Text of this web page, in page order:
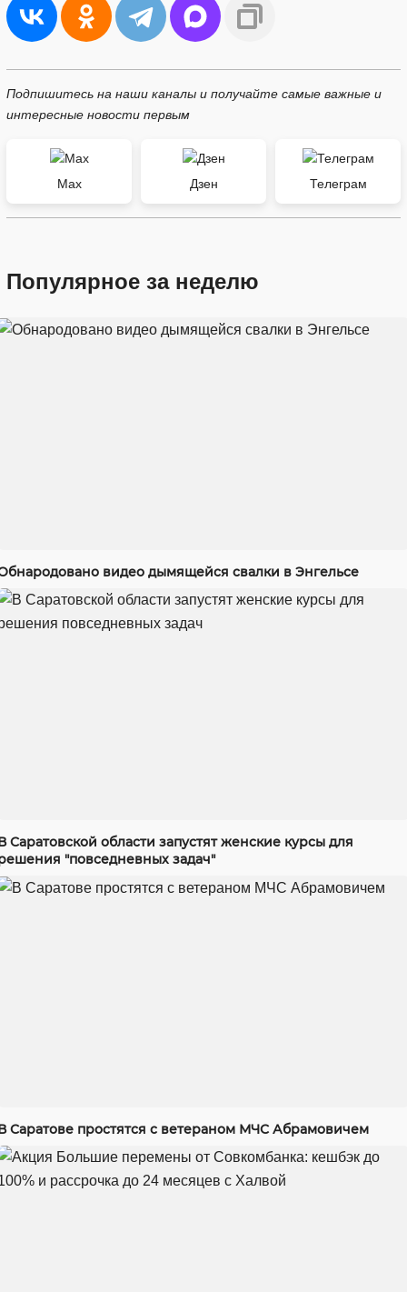
Подпишитесь на наши каналы и получайте самые важные и
интересные новости первым
Max Дзен Телеграм
Популярное за неделю
видео дымящейся свалки в Энгельсе
Саратовской области запустят женские курсы для
"повседневных задач"
Саратове простятся с ветераном МЧС Абрамовичем